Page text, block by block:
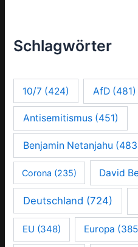
Schlagwörter
10/7 (424) AfD(481)
Antisemitismus(451)
Benjamin Netanjahu
Corona (235) David
Deutschland (724)
EU (348) Europa